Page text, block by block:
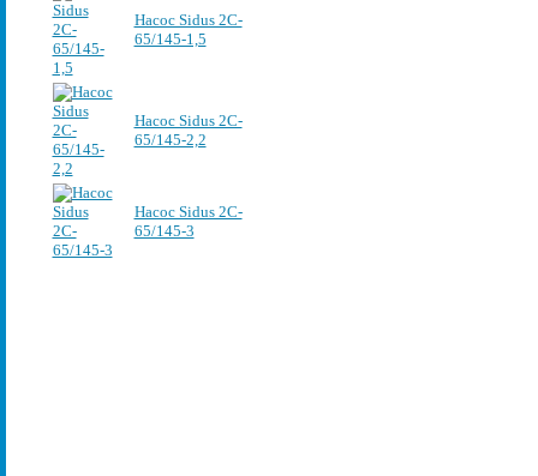
Насос Sidus 2C-
65/145-1,5
Насос Sidus 2C-
65/145-2,2
Насос Sidus 2C-
65/145-3